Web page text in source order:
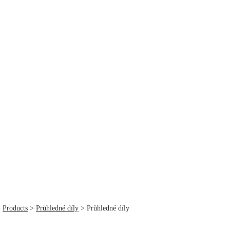
Products > Průhledné díly > Průhledné díly